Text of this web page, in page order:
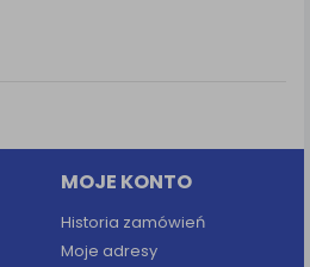
MOJE KONTO
Historia zamówień
Moje adresy